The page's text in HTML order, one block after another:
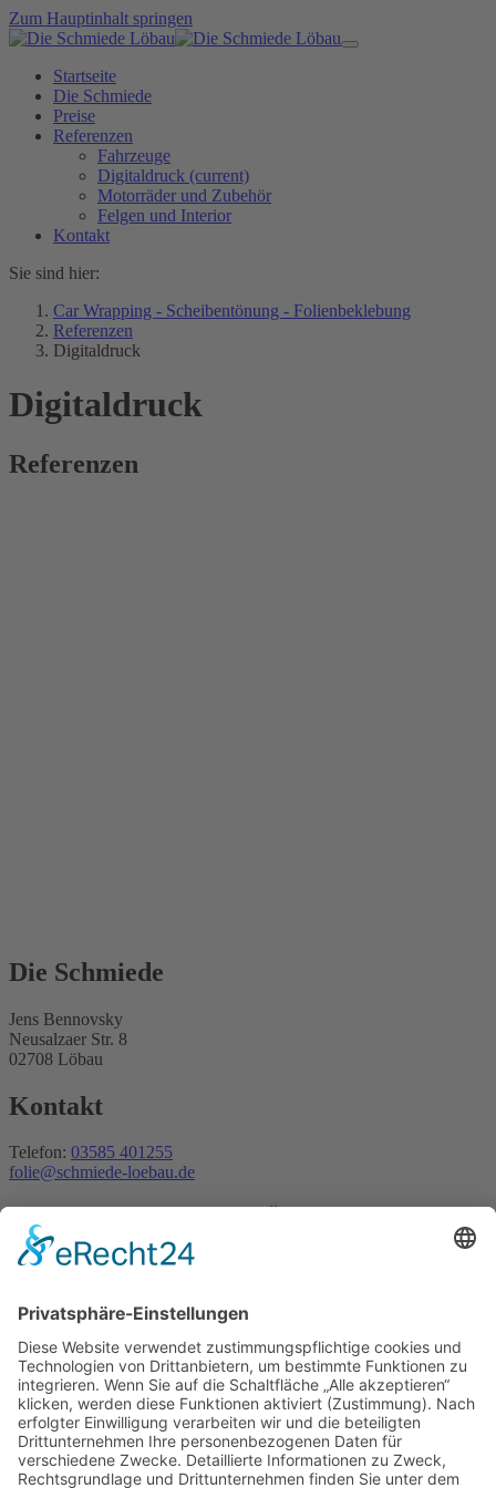
Zum Hauptinhalt springen
Startseite
Die Schmiede
Preise
Referenzen
Fahrzeuge
Digitaldruck (current)
Motorräder und Zubehör
Felgen und Interior
Kontakt
Sie sind hier:
Car Wrapping - Scheibentönung - Folienbeklebung
Referenzen
Digitaldruck
Digitaldruck
Referenzen
Die Schmiede
Jens Bennovsky
Neusalzaer Str. 8
02708 Löbau
Kontakt
Telefon: 03585 401255
folie@schmiede-loebau.de
Unsere Leistungen im Überblick:
Car Wrapping – Teil- oder Vollverklebung Ihres Fahrzeugs
Digitaldruck mit eigenem Entwurf – Ihr individuelles Design
auf Folie
Auto-Folierung mit Designelementen für einen einzigartigen
Look
Realisierung spezieller Kundenwünsche – maßgeschneiderte
Lösungen
Individuelle Fahrzeugveredelung